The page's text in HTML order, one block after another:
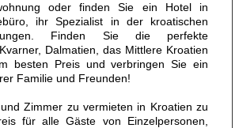
oder finden Sie ein Hotel in
ihr Spezialist in der kroatischen
Finden Sie die perfekte
Dalmatien, das Mittlere Kroatien
besten Preis und verbringen Sie ein
Familie und Freunden!
Zimmer zu vermieten in Kroatien zu
für alle Gäste von Einzelpersonen,